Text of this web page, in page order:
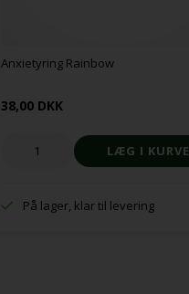
Anxietyring Rainbow
38,00 DKK
På lager, klar til levering